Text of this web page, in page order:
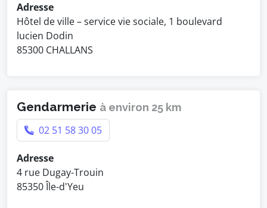
Adresse
Hôtel de ville – service vie sociale, 1 boulevard
lucien Dodin
85300 CHALLANS
Gendarmerie à environ 25 km
02 51 58 30 05
Adresse
4 rue Dugay-Trouin
85350 Île-d'Yeu